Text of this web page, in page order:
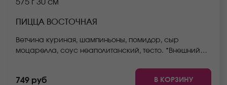
575 г 30 см
ПИЦЦА ВОСТОЧНАЯ
Ветчина куриная, шампиньоны, помидор, сыр
моцарелла, соус неаполитанский, тесто. *Внешний
749 руб В КОРЗИНУ